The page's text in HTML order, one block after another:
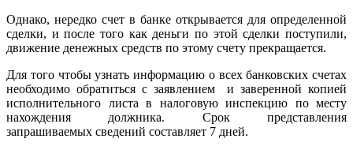
Однако, нередко счет в банке открывается для определенной
сделки, и после того как деньги по этой сделки поступили,
движение денежных средств по этому счету прекращается.
Для того чтобы узнать информацию о всех банковских счетах
необходимо обратиться с заявлением и заверенной копией
исполнительного листа в налоговую инспекцию по месту
нахождения должника. Срок представления
запрашиваемых сведений составляет 7 дней.